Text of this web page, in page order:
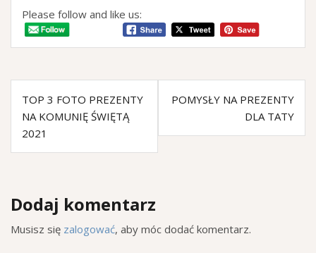
Please follow and like us:
TOP 3 FOTO PREZENTY
NA KOMUNIĘ ŚWIĘTĄ
2021
POMYSŁY NA PREZENTY
DLA TATY
Dodaj komentarz
Musisz się zalogować, aby móc dodać komentarz.